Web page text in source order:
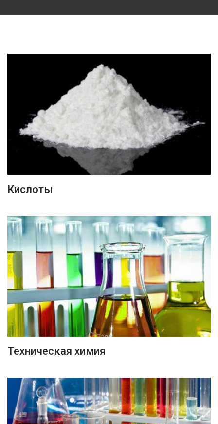
ПОДРОБНЕЕ
Кислоты
ПОДРОБНЕЕ
Техническая химия